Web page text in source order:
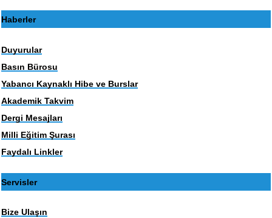
Haberler
Duyurular
Basın Bürosu
Yabancı Kaynaklı Hibe ve Burslar
Akademik Takvim
Dergi Mesajları
Milli Eğitim Şurası
Faydalı Linkler
Servisler
Bize Ulaşın